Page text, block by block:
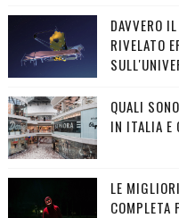
DAVVERO
RIVELATO
QUALI
IN ITALIA E
LE
COMPLETA